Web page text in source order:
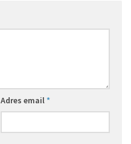
Adres email*